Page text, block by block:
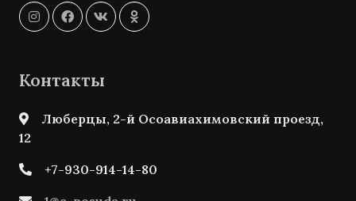
Контакты
Люберцы, 2-й Осоавиахимовский проезд,
12
+7-930-914-14-80